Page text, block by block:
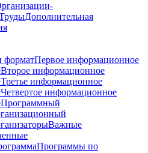
Дополнительная
форматПервое информационное
Второе информационное
Третье информационное
Четвертое информационное
Программный
Важные
Программы по